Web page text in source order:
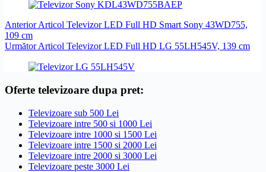
AnteriorArticol Televizor LED Full HD Smart Sony 43WD755,
109 cm
UrmătorArticol Televizor LED Full HD LG 55LH545V, 139 cm
Oferte televizoare dupa pret:
Televizoare sub 500 Lei
Televizoare intre 500 si 1000 Lei
Televizoare intre 1000 si 1500 Lei
Televizoare intre 1500 si 2000 Lei
Televizoare intre 2000 si 3000 Lei
Televizoare peste 3000 Lei